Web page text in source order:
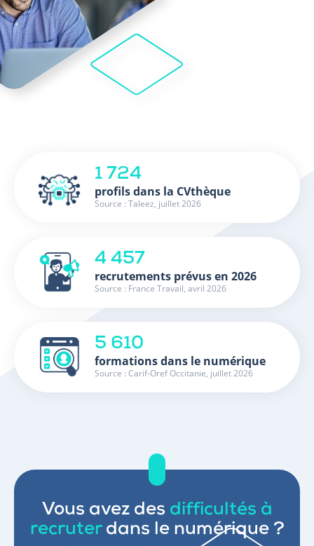
1 724
profils dans la CVthèque
Source : Taleez, juillet 2026
4 457
recrutements prévus en 2026
Source : France Travail, avril 2026
5 610
formations dans le numérique
Source : Carif-Oref Occitanie, juillet 2026
Vous avez des difficultés à
recruterdans le numérique ?